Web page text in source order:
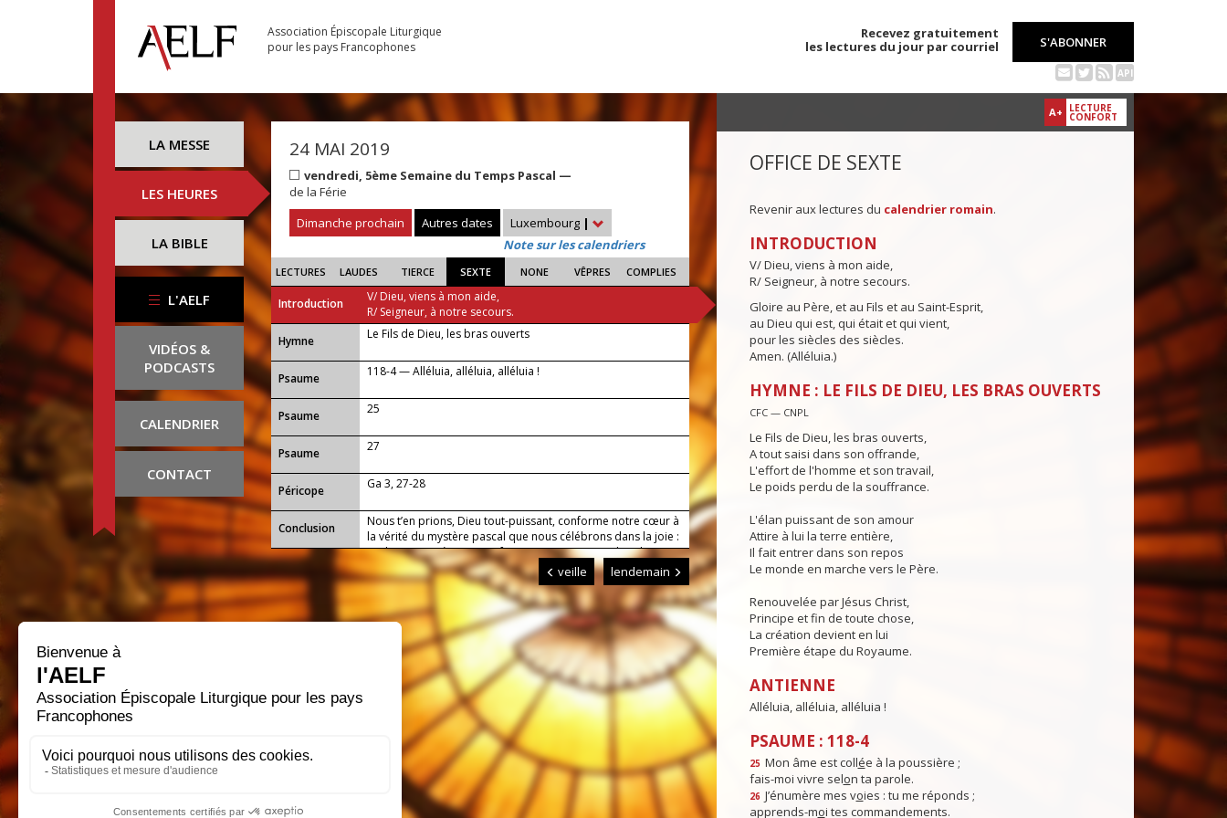
Association Épiscopale Liturgique
pour les pays Francophones
Recevez gratuitement
les lectures du jour par courriel
S'ABONNER
API
LA MESSE
LES HEURES
LA BIBLE
L'AELF
VIDÉOS &
PODCASTS
CALENDRIER
CONTACT
24 MAI 2019
vendredi, 5ème Semaine du Temps Pascal —
de la Férie
Dimanche prochain
Autres dates Luxembourg |
Note sur les calendriers
LECTURES LAUDES TIERCE SEXTE NONE VÊPRES COMPLIES
Introduction
V/ Dieu, viens à mon aide,
R/ Seigneur, à notre secours.
...
Hymne Le Fils de Dieu, les bras ouverts
Psaume 118-4 — Alléluia, alléluia, alléluia !
Psaume 25
Psaume 27
Péricope Ga 3, 27-28
Conclusion
Nous t’en prions, Dieu tout-puissant, conforme notre cœur à
la vérité du mystère pascal que nous célébrons dans la joie :
qu’il nous protège par sa force et nous apporte le salut.
veille lendemain
A+ LECTURE
CONFORT
OFFICE DE SEXTE
Revenir aux lectures du calendrier romain.
INTRODUCTION
V/ Dieu, viens à mon aide,
R/ Seigneur, à notre secours.
Gloire au Père, et au Fils et au Saint-Esprit,
au Dieu qui est, qui était et qui vient,
pour les siècles des siècles.
Amen. (Alléluia.)
HYMNE : LE FILS DE DIEU, LES BRAS OUVERTS
CFC — CNPL
Le Fils de Dieu, les bras ouverts,
A tout saisi dans son offrande,
L'effort de l'homme et son travail,
Le poids perdu de la souffrance.
L'élan puissant de son amour
Attire à lui la terre entière,
Il fait entrer dans son repos
Le monde en marche vers le Père.
Renouvelée par Jésus Christ,
Principe et fin de toute chose,
La création devient en lui
Première étape du Royaume.
ANTIENNE
Alléluia, alléluia, alléluia !
PSAUME : 118-4
25 Mon âme est collée à la poussière ;
fais-moi vivre selon ta parole.
26 J’énumère mes voies : tu me réponds ;
apprends-moi tes commandements.